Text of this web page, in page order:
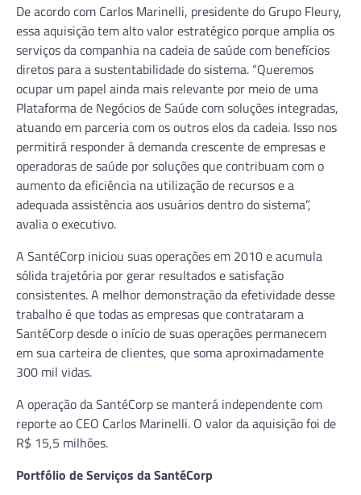
De acordo com Carlos Marinelli, presidente do Grupo Fleury,
essa aquisição tem alto valor estratégico porque amplia os
serviços da companhia na cadeia de saúde com benefícios
diretos para a sustentabilidade do sistema. “Queremos
ocupar um papel ainda mais relevante por meio de uma
Plataforma de Negócios de Saúde com soluções integradas,
atuando em parceria com os outros elos da cadeia. Isso nos
permitirá responder à demanda crescente de empresas e
operadoras de saúde por soluções que contribuam com o
aumento da eficiência na utilização de recursos e a
adequada assistência aos usuários dentro do sistema”,
avalia o executivo.
A SantéCorp iniciou suas operações em 2010 e acumula
sólida trajetória por gerar resultados e satisfação
consistentes. A melhor demonstração da efetividade desse
trabalho é que todas as empresas que contrataram a
SantéCorp desde o início de suas operações permanecem
em sua carteira de clientes, que soma aproximadamente
300 mil vidas.
A operação da SantéCorp se manterá independente com
reporte ao CEO Carlos Marinelli. O valor da aquisição foi de
R$ 15,5 milhões.
Portfólio de Serviços da SantéCorp